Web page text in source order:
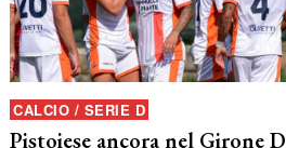
CALCIO / SERIE D
Pistoiese ancora nel Girone D